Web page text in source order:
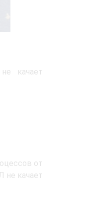
качает
от
не качает